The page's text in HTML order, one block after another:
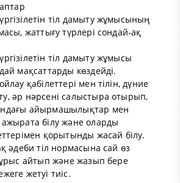
тіл дамыту жұмысының
жаттығу түрлері сондай-ақ
тіл дамыту жұмысы
мақсаттарды көздейді.
қабілеттері мен тілін, дүние
әр нәрсені салыстыра отырып,
айырмашылықтар мен
білу және оларды
қорытынды жасай білу.
әдеби тіл нормасына сай өз
айтып және жазып бере
жетуі тиіс.